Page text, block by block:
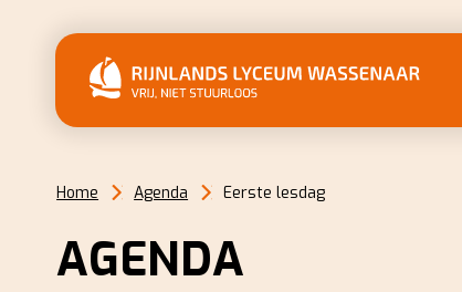
Home Agenda Eerste lesdag
AGENDA